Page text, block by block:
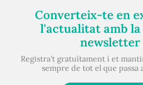
Converteix-te en
l'actualitat amb
newsletter
Registra't gratuïtament i et
sempre de tot el que passa